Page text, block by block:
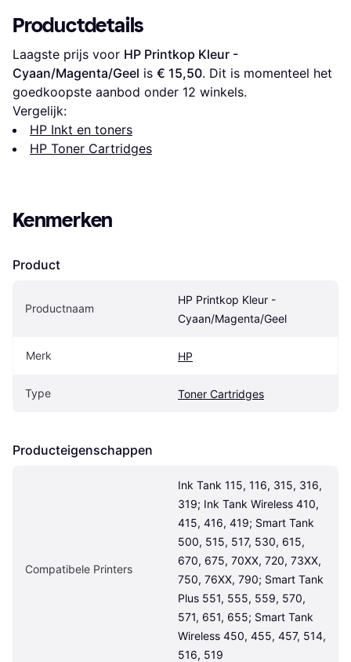
Productdetails
Laagste prijs voor HP Printkop Kleur -
Cyaan/Magenta/Geel is € 15,50. Dit is momenteel het
goedkoopste aanbod onder 12 winkels.
Vergelijk:
HP Inkt en toners
HP Toner Cartridges
Kenmerken
Product
Productnaam
HP Printkop Kleur -
Cyaan/Magenta/Geel
Merk HP
Type Toner Cartridges
Producteigenschappen
Compatibele Printers
Ink Tank 115, 116, 315, 316,
319; Ink Tank Wireless 410,
415, 416, 419; Smart Tank
500, 515, 517, 530, 615,
670, 675, 70XX, 720, 73XX,
750, 76XX, 790; Smart Tank
Plus 551, 555, 559, 570,
571, 651, 655; Smart Tank
Wireless 450, 455, 457, 514,
516, 519